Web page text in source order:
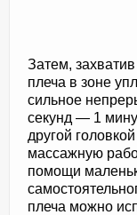
Затем,
плеча в зоне
сильное
секунд — 1
другой
массажную
помощи
плеча можно